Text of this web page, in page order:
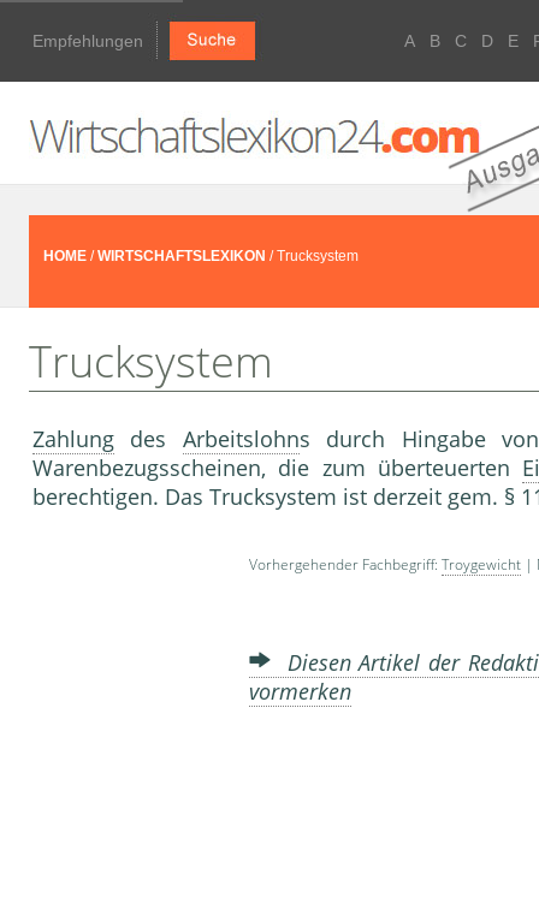
Empfehlungen A B C D E
HOME /WIRTSCHAFTSLEXIKON / Trucksystem
Trucksystem
Zahlung des Arbeitslohns durch Hingabe
Warenbezugsscheinen, die zum überteuerten
berechtigen. Das Trucksystem ist derzeit gem. §
Vorhergehender Fachbegriff: Troygewicht |
Diesen Artikel der
vormerken